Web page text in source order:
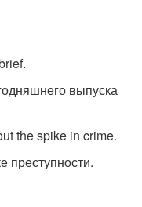
выпуска
the spike in crime.
преступности.